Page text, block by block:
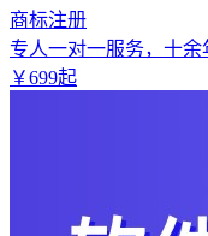
商标注册
专人一对一服务，十
￥699起